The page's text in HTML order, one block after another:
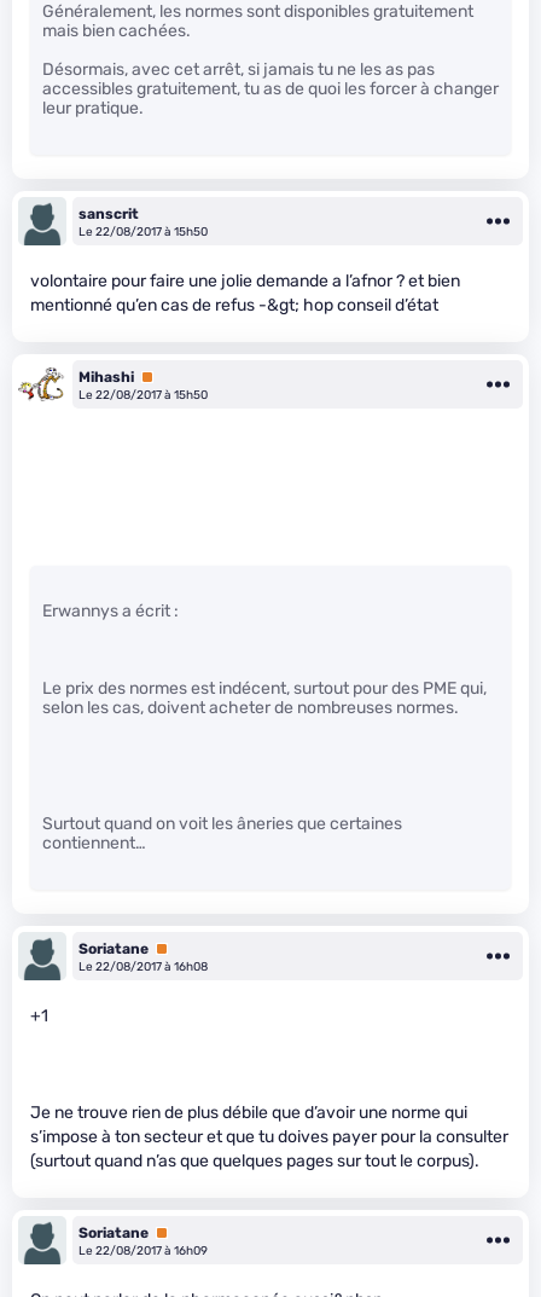
Généralement, les normes sont disponibles gratuitement
mais bien cachées.
Désormais, avec cet arrêt, si jamais tu ne les as pas
accessibles gratuitement, tu as de quoi les forcer à changer
leur pratique.
sanscrit
Le 22/08/2017 à 15h50
volontaire pour faire une jolie demande a l’afnor ? et bien
mentionné qu’en cas de refus -&gt; hop conseil d’état
Mihashi Premium
Le 22/08/2017 à 15h50
Erwannys a écrit :
Le prix des normes est indécent, surtout pour des PME qui,
selon les cas, doivent acheter de nombreuses normes.
Surtout quand on voit les âneries que certaines
contiennent…
Soriatane Premium
Le 22/08/2017 à 16h08
+1
Je ne trouve rien de plus débile que d’avoir une norme qui
s’impose à ton secteur et que tu doives payer pour la consulter
(surtout quand n’as que quelques pages sur tout le corpus).
Soriatane Premium
Le 22/08/2017 à 16h09